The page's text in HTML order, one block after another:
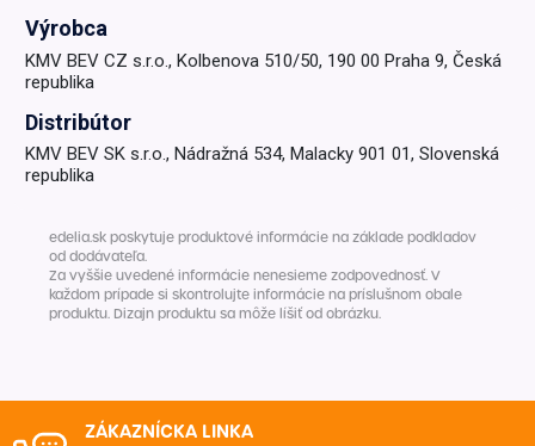
Výrobca
KMV BEV CZ s.r.o., Kolbenova 510/50, 190 00 Praha 9, Česká
republika
Distribútor
KMV BEV SK s.r.o., Nádražná 534, Malacky 901 01, Slovenská
republika
edelia.sk poskytuje produktové informácie na základe podkladov
od dodávateľa.
Za vyššie uvedené informácie nenesieme zodpovednosť. V
každom prípade si skontrolujte informácie na príslušnom obale
produktu. Dizajn produktu sa môže líšiť od obrázku.
ZÁKAZNÍCKA LINKA